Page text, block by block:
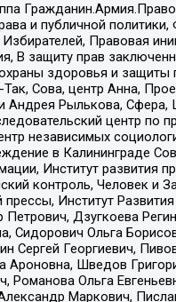
и публичной
Правовая
В защиту прав
здоровья и
Так, Сова, центр Анна,
Андрея Рылькова,
центр по
независимых
в Калининграде
Институт развития
контроль, Человек и
прессы, Институт
Дзугкоева
Сидорович Ольга
Сергей Георгиевич,
Шведов
Романова Ольга
Маркович,